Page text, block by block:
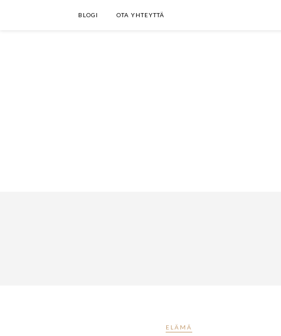
BLOGI OTA YHTEYTTÄ
ELÄMÄ